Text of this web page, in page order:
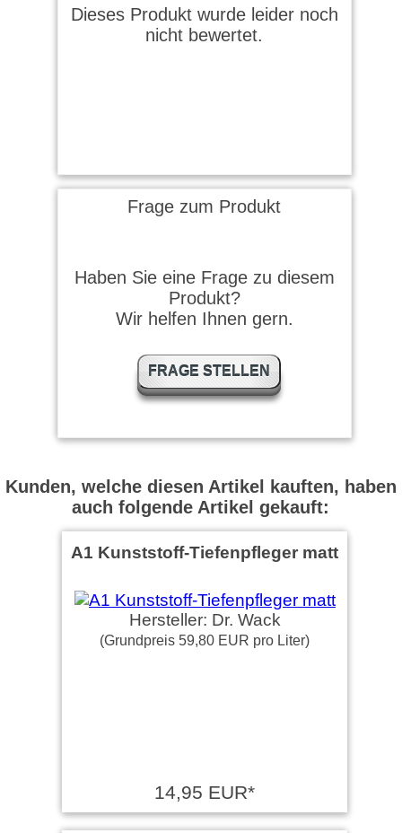
Dieses Produkt wurde leider noch
nicht bewertet.
Frage zum Produkt
Haben Sie eine Frage zu diesem
Produkt?
Wir helfen Ihnen gern.
FRAGE STELLEN
Kunden, welche diesen Artikel kauften, haben
auch folgende Artikel gekauft:
A1 Kunststoff-Tiefenpfleger matt
Hersteller: Dr. Wack
(Grundpreis 59,80 EUR pro Liter)
14,95 EUR*